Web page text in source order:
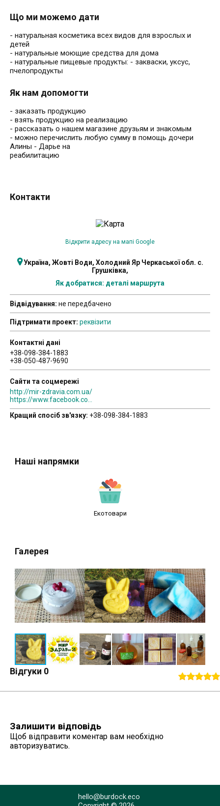
Що ми можемо дати
- натуральная косметика всех видов для взрослых и
детей
- натуральные моющие средства для дома
- натуральные пищевые продукты: - закваски, уксус,
пчелопродукты
Як нам допомогти
- заказать продукцию
- взять продукцию на реализацию
- рассказать о нашем магазине друзьям и знакомым
- можно перечислить любую сумму в помощь дочери
Алины - Дарье на
реабилитацию
Контакти
Відкрити адресу на мапі Google
Україна, Жовті Води, Холодний Яр Черкаської обл. с.
Грушківка,
Як добратися: деталі маршрута
Відвідування: не передбачено
Підтримати проект: реквізити
Контактні дані
+38-098-384-1883
+38-050-487-9690
Сайти та соцмережі
http://mir-zdravia.com.ua/
Кращий спосіб зв'язку: +38-098-384-1883
Наші напрямки
Екотовари
Галерея
Відгуки 0
Залишити відповідь
Щоб відправити коментар вам необхідно
авторизуватись.
hello@burdock.eco